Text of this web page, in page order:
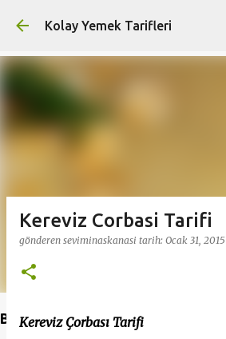
Ana içeriğe atla
Kolay Yemek Tarifleri
Bu Blogda Ara
Kereviz Corbasi Tarifi
gönderen seviminaskanasi tarih: Ocak 31, 2015
Kereviz Çorbası Tarifi